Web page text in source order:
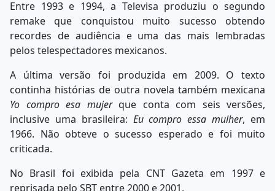
Entre 1993 e 1994, a Televisa produziu o segundo
remake que conquistou muito sucesso obtendo
recordes de audiência e uma das mais lembradas
pelos telespectadores mexicanos.
A última versão foi produzida em 2009. O texto
continha histórias de outra novela também mexicana
Yo compro esa mujerque conta com seis versões,
inclusive uma brasileira: Eu compro essa mulher, em
1966. Não obteve o sucesso esperado e foi muito
criticada.
No Brasil foi exibida pela CNT Gazeta em 1997 e
reprisada pelo SBT entre 2000 e 2001.